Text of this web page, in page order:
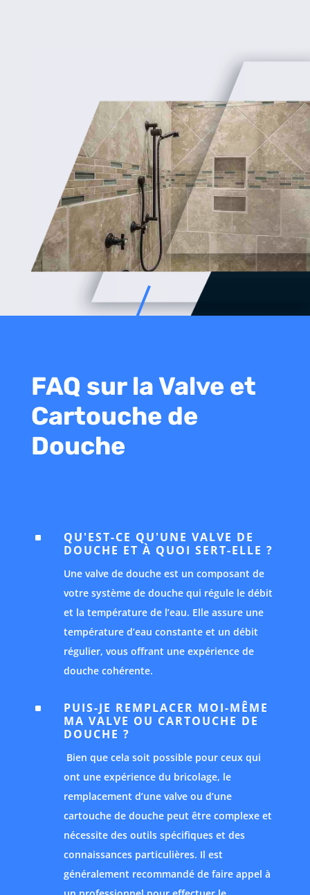
FAQ sur la Valve et
Cartouche de
Douche
^
QU'EST-CE QU'UNE VALVE DE
DOUCHE ET À QUOI SERT-ELLE ?
Une valve de douche est un composant de
votre système de douche qui régule le débit
et la température de l’eau. Elle assure une
température d’eau constante et un débit
régulier, vous offrant une expérience de
douche cohérente.
^
PUIS-JE REMPLACER MOI-MÊME
MA VALVE OU CARTOUCHE DE
DOUCHE ?
Bien que cela soit possible pour ceux qui
ont une expérience du bricolage, le
remplacement d’une valve ou d’une
cartouche de douche peut être complexe et
nécessite des outils spécifiques et des
connaissances particulières. Il est
généralement recommandé de faire appel à